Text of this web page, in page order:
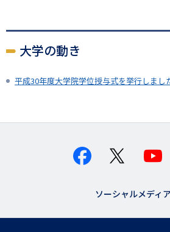
大学の動き
平成30年度大学院学位授与式を挙行しまし
ソーシャルメディ